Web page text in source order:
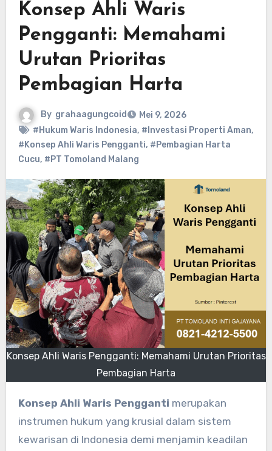
Konsep Ahli Waris
Pengganti: Memahami
Urutan Prioritas
Pembagian Harta
By grahaagungcoid
Mei 9, 2026
#Hukum Waris Indonesia, #Investasi Properti Aman,
#Konsep Ahli Waris Pengganti, #Pembagian Harta
Cucu, #PT Tomoland Malang
Konsep Ahli Waris Pengganti: Memahami Urutan Prioritas
Pembagian Harta
Konsep Ahli Waris Pengganti merupakan
instrumen hukum yang krusial dalam sistem
kewarisan di Indonesia demi menjamin keadilan